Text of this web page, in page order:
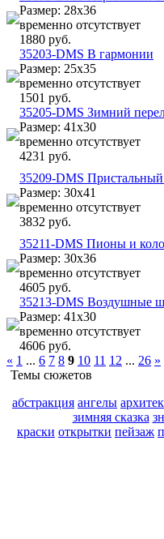
Размер: 28x36
временно отсутствует
1880 руб.
35203-DMS В гармонии
Размер: 25x35
временно отсутствует
1501 руб.
35205-DMS Зимний
Размер: 41x30
временно отсутствует
4231 руб.
35209-DMS Пристальный
Размер: 30x41
временно отсутствует
3832 руб.
35211-DMS Пионы и
Размер: 30x36
временно отсутствует
4605 руб.
35213-DMS Воздушные
Размер: 41x30
временно отсутствует
4606 руб.
« 1 ... 6 7 8 9 10 11 12 ... 26 »
Темы сюжетов
абстракция ангелы
зимняя сказка
краски открытки пейзаж